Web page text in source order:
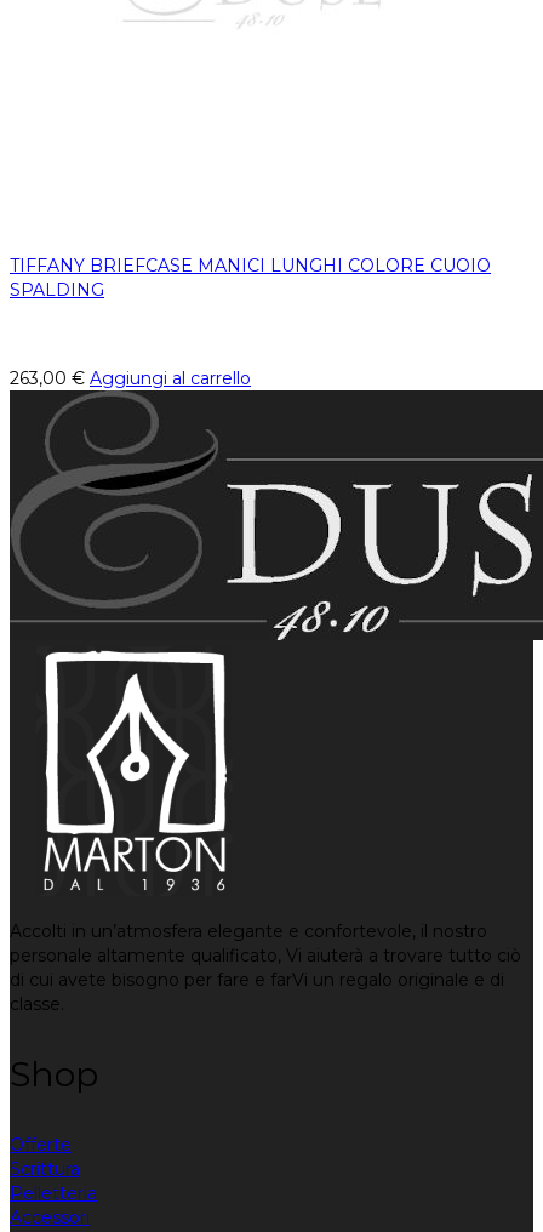
TIFFANY BRIEFCASE MANICI LUNGHI COLORE CUOIO
SPALDING
263,00 € Aggiungi al carrello
Accolti in un’atmosfera elegante e confortevole, il nostro
personale altamente qualificato, Vi aiuterà a trovare tutto ciò
di cui avete bisogno per fare e farVi un regalo originale e di
classe.
Shop
Offerte
Scrittura
Pelletteria
Accessori